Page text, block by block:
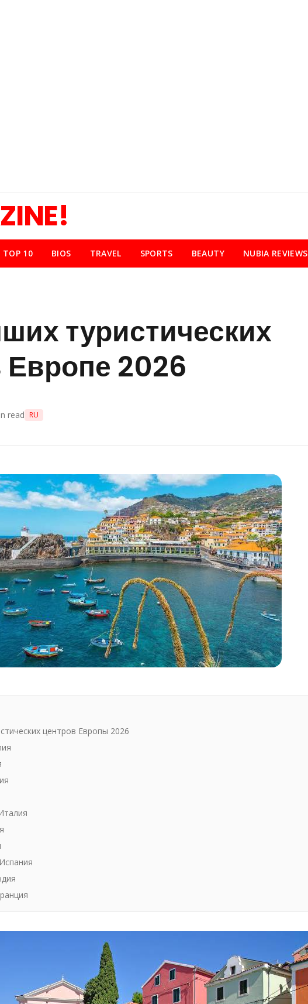
TOP 10 BIOS TRAVEL SPORTS BEAUTY NUBIA REVIEWS
туристических
Европе 2026
read RU
центров Европы 2026